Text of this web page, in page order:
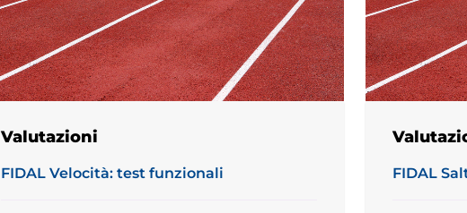
Valutazioni
FIDAL Velocità: test funzionali FIDAL